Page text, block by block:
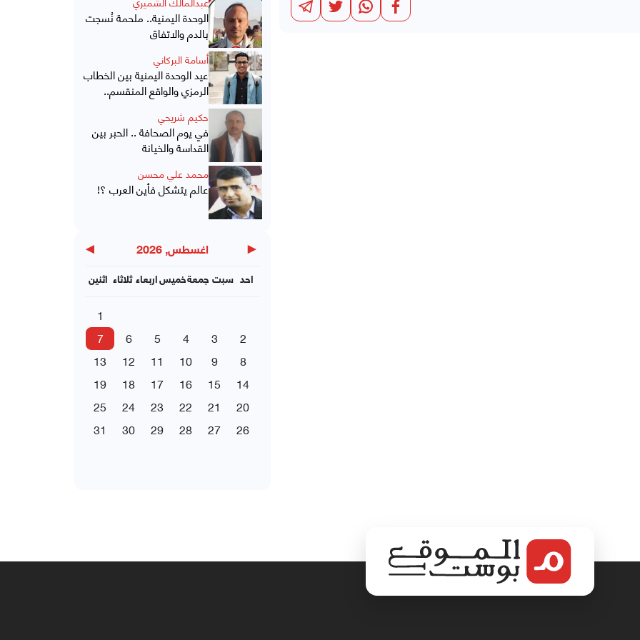
الوحدة اليمنية.. ملحمة نُسجت
بالدم والاتفاق
أسامة البركاني
عيد الوحدة اليمنية بين الخطاب
الرمزي والواقع المنقسم..
حكيم شريحي
في يوم الصحافة .. الحبر بين
القداسة والخيانة
محمد علي محسن
عالم يتشكل فأين العرب ؟!
◀ اغسطس, 2026 ▶
اثنين ثلاثاء اربعاءخميسجمعة سبت احد
1
2
3
4
5
6
7
8
9
10
11
12
13
14
15
16
17
18
19
20
21
22
23
24
25
26
27
28
29
30
31